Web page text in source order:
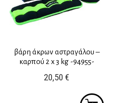
βάρη άκρων αστραγάλου –
καρπού 2 x 3 kg -94955-
20,50€